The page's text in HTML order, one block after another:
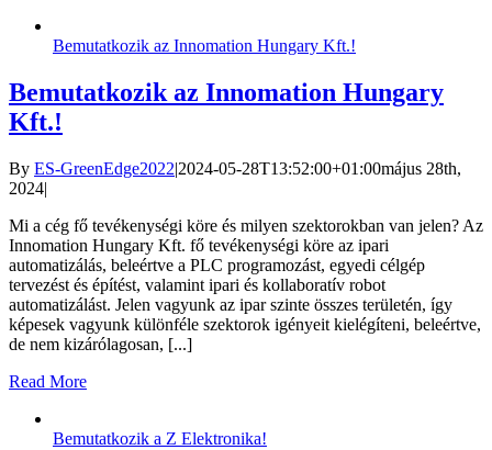
Bemutatkozik az Innomation Hungary Kft.!
Bemutatkozik az Innomation Hungary
Kft.!
By ES-GreenEdge2022|2024-05-28T13:52:00+01:00május 28th,
2024|
Mi a cég fő tevékenységi köre és milyen szektorokban van jelen? Az
Innomation Hungary Kft. fő tevékenységi köre az ipari
automatizálás, beleértve a PLC programozást, egyedi célgép
tervezést és építést, valamint ipari és kollaboratív robot
automatizálást. Jelen vagyunk az ipar szinte összes területén, így
képesek vagyunk különféle szektorok igényeit kielégíteni, beleértve,
de nem kizárólagosan, [...]
Read More
Bemutatkozik a Z Elektronika!